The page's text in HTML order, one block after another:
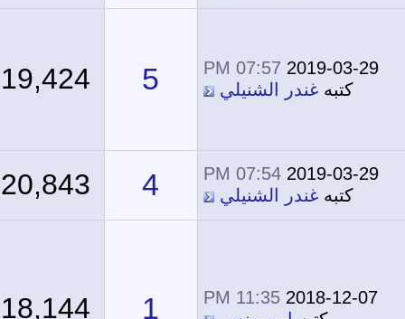
2019-03-29
07:57 PM
كتبهغندر الشنيلي 5
19,424
2019-03-29
07:54 PM
كتبهغندر الشنيلي 4
20,843
2018-12-07
11:35 PM
1
18,144